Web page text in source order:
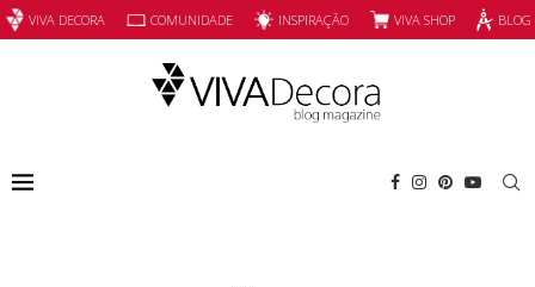
VIVA DECORA COMUNIDADE INSPIRAÇÃO VIVA SHOP